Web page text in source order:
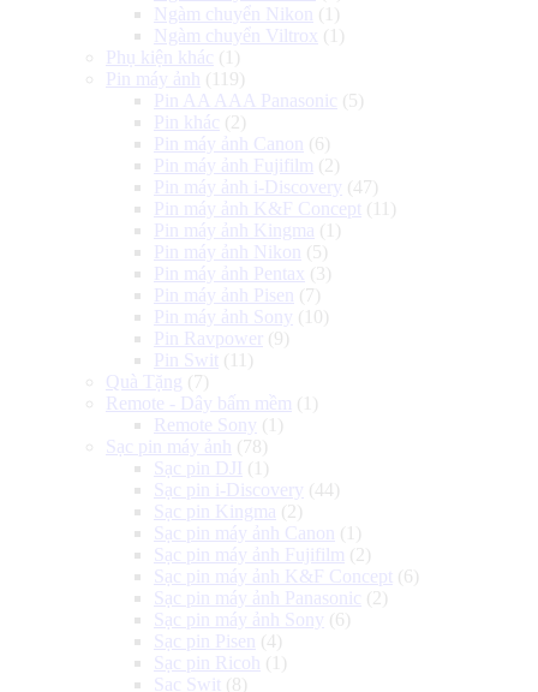
Ngàm chuyển Nikon
(1)
Ngàm chuyển Viltrox (1)
Phụ kiện khác (1)
Pin máy ảnh
(119)
Pin AA AAA Panasonic (5)
Pin khác (2)
Pin máy ảnh Canon
(6)
Pin máy ảnh Fujifilm (2)
Pin máy ảnh i-Discovery (47)
Pin máy ảnh K&F Concept (11)
Pin máy ảnh Kingma (1)
Pin máy ảnh Nikon
(5)
Pin máy ảnh Pentax (3)
Pin máy ảnh Pisen
(7)
Pin máy ảnh Sony (10)
Pin Ravpower
(9)
Pin Swit (11)
Quà Tặng (7)
Remote - Dây bấm mềm (1)
Remote Sony (1)
Sạc pin máy ảnh
(78)
Sạc pin DJI (1)
Sạc pin i-Discovery (44)
Sạc pin Kingma (2)
Sạc pin máy ảnh Canon
(1)
Sạc pin máy ảnh Fujifilm (2)
Sạc pin máy ảnh K&F Concept (6)
Sạc pin máy ảnh Panasonic (2)
Sạc pin máy ảnh Sony (6)
Sạc pin Pisen
(4)
Sạc pin Ricoh
(1)
Sạc Swit (8)